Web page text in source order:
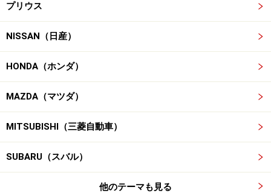
プリウス
NISSAN（日産）
HONDA（ホンダ）
MAZDA（マツダ）
MITSUBISHI（三菱自動車）
SUBARU（スバル）
他のテーマも見る